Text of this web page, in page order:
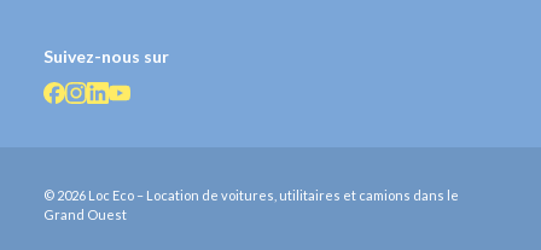
Suivez-nous sur
© 2026 Loc Eco – Location de voitures, utilitaires et camions dans le
Grand Ouest